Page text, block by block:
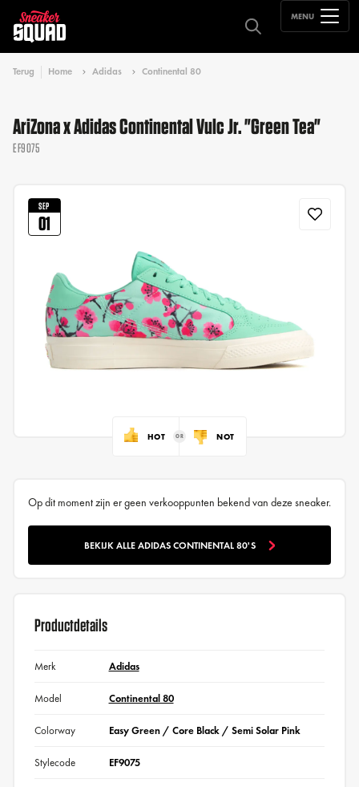
MENU
Terug Home Adidas Continental 80
AriZona x Adidas Continental Vulc Jr. "Green Tea"
EF9075
SEP
01
HOT NOT
Op dit moment zijn er geen verkooppunten bekend van deze sneaker.
BEKIJK ALLE ADIDAS CONTINENTAL 80'S
Productdetails
Merk Adidas
Model Continental 80
Colorway Easy Green / Core Black / Semi Solar Pink
Stylecode EF9075